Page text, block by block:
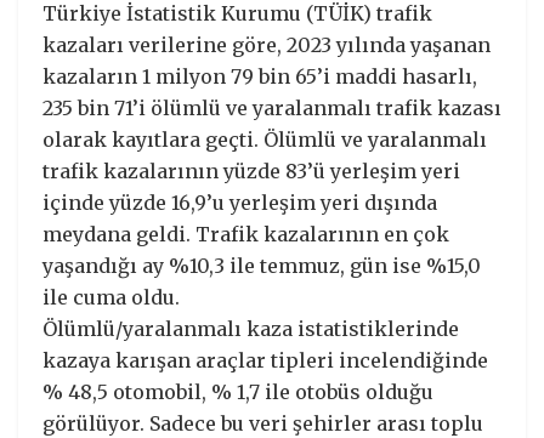
Türkiye İstatistik Kurumu (TÜİK) trafik
kazaları verilerine göre, 2023 yılında yaşanan
kazaların 1 milyon 79 bin 65’i maddi hasarlı,
235 bin 71’i ölümlü ve yaralanmalı trafik kazası
olarak kayıtlara geçti. Ölümlü ve yaralanmalı
trafik kazalarının yüzde 83’ü yerleşim yeri
içinde yüzde 16,9’u yerleşim yeri dışında
meydana geldi. Trafik kazalarının en çok
yaşandığı ay %10,3 ile temmuz, gün ise %15,0
ile cuma oldu.
Ölümlü/yaralanmalı kaza istatistiklerinde
kazaya karışan araçlar tipleri incelendiğinde
% 48,5 otomobil, % 1,7 ile otobüs olduğu
görülüyor. Sadece bu veri şehirler arası toplu